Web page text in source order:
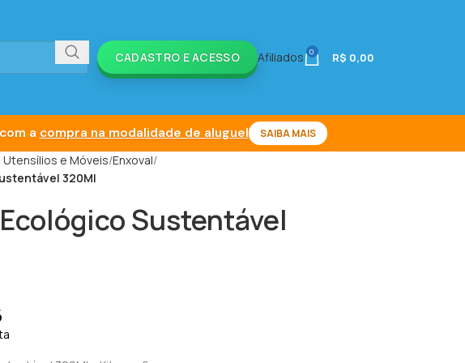
CADASTRO E ACESSO Afiliados 0 R$ 0,00
e Móveis Enxoval
320Ml
Sustentável
a compra na modalidade de aluguel SAIBA MAIS